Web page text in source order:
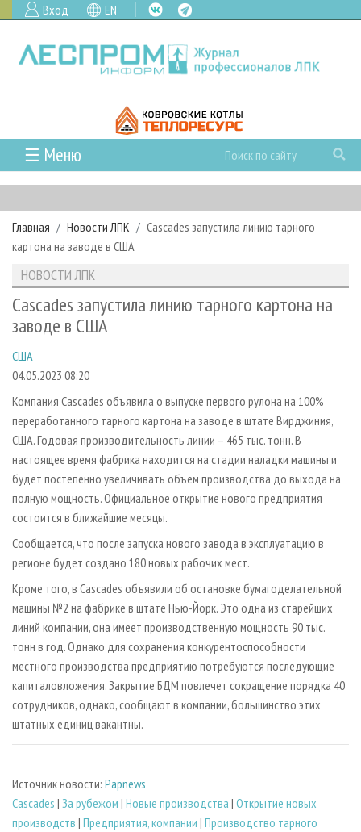
Вход EN
☰ Меню
ГЛАВНАЯ
РУБРИКИ И ТЕМЫ
РУБРИКИ ЖУРНАЛА
ЛЕСОЗАГОТОВКА
ЛЕСОПИЛЕНИЕ
СУШКА ДРЕВЕСИНЫ
ПРОИЗВОДСТВО ДРЕВЕСНЫХ ПЛИТ
ДЕРЕВЯННОЕ ДОМОСТРОЕНИЕ
ПРОИЗВОДСТВО МЕБЕЛИ
БИОЭНЕРГЕТИКА
ЦБП
НОВОСТИ
НОВОСТИ ЛПК
НОВОСТИ ЖУРНАЛА
ПРОЕКТЫ ЛПИ
АНАЛИТИКА
ПРЕДПРИЯТИЯ ЛПК
ПЕРСОНЫ
МОБИЛЬНЫЕ ВЫСТАВКИ
ОФИЦИАЛЬНЫЕ ДЕЛЕГАЦИИ
ПРИОРИТЕТНЫЕ ИНВЕСТПРОЕКТЫ
RUSSIAN FORESTRY REVIEW
ГАЗЕТА ЛЕСПРОМФОРУМ
АРХИВ ЖУРНАЛОВ
О ЖУРНАЛЕ
КОНТАКТЫ
РЕКЛАМОДАТЕЛЯМ
РЕКЛАМА
РЕКЛАМА НА САЙТЕ
Главная Новости ЛПК
Cascades запустила линию тарного
картона на заводе в США
НОВОСТИ ЛПК
Cascades запустила линию тарного картона на
заводе в США
США
04.05.2023 08:20
Компания Cascades объявила о выпуске первого рулона на 100%
переработанного тарного картона на заводе в штате Вирджиния,
США. Годовая производительность линии – 465 тыс. тонн. В
настоящее время фабрика находится на стадии наладки машины и
будет постепенно увеличивать объем производства до выхода на
полную мощность. Официальное открытие нового предприятия
состоится в ближайшие месяцы.
Сообщается, что после запуска нового завода в эксплуатацию в
регионе будет создано 180 новых рабочих мест.
Кроме того, в Cascades объявили об остановке бумагоделательной
машины №2 на фабрике в штате Нью-Йорк. Это одна из старейших
линий компании, она имеет производственную мощность 90 тыс.
тонн в год. Однако для сохранения конкурентоспособности
местного производства предприятию потребуются последующие
капиталовложения. Закрытие БДМ повлечет сокращение порядка 40
сотрудников, однако, сообщают в компании, большинство этих
штатных единиц вакантны.
Источник новости: Papnews
Cascades | За рубежом | Новые производства | Открытие новых
производств | Предприятия, компании | Производство тарного